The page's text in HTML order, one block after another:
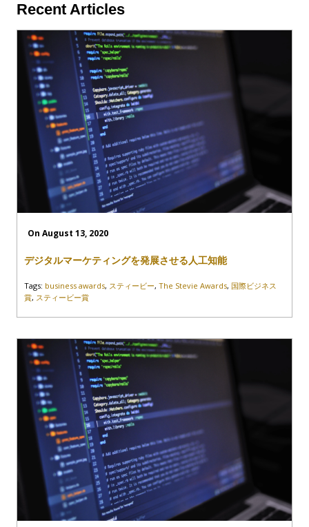
Recent Articles
On August 13, 2020
デジタルマーケティングを発展させる人工知能
Tags: business awards, スティービー, The Stevie Awards, 国際ビジネス
賞, スティービー賞